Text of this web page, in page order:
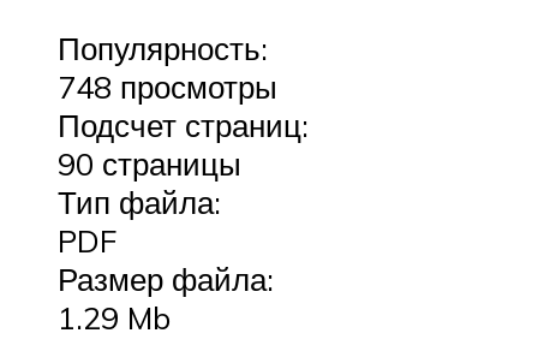
Популярность:
748 просмотры
Подсчет страниц:
90 страницы
Тип файла:
PDF
Размер файла:
1.29 Mb